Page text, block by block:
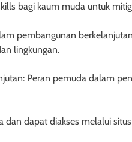
bagi kaum muda untuk
pembangunan
lingkungan.
Peran pemuda dalam
dan dapat diakses melalui